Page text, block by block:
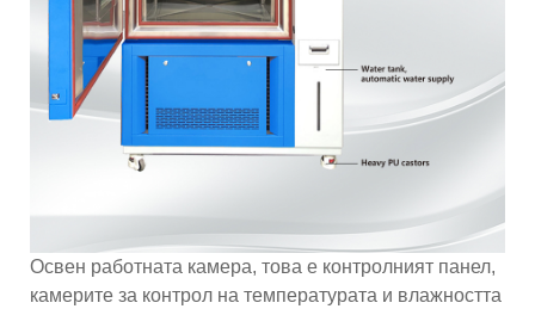
Освен работната камера, това е контролният панел,
камерите за контрол на температурата и влажността